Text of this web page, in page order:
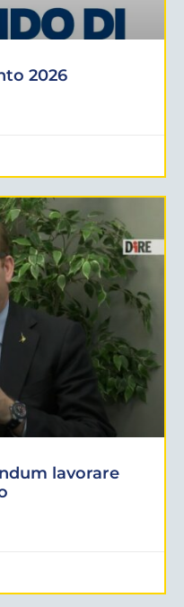
2026
lavorare